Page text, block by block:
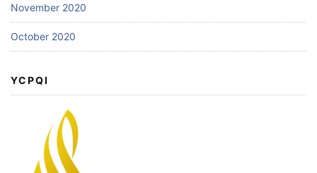
November 2020
October 2020
YCPQI